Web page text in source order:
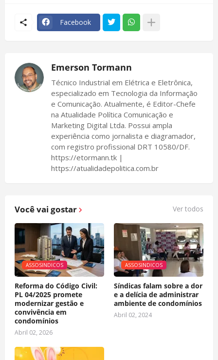
Facebook
Emerson Tormann
Técnico Industrial em Elétrica e Eletrônica,
especializado em Tecnologia da Informação
e Comunicação. Atualmente, é Editor-Chefe
na Atualidade Política Comunicação e
Marketing Digital Ltda. Possui ampla
experiência como jornalista e diagramador,
com registro profissional DRT 10580/DF.
https://etormann.tk |
https://atualidadepolitica.com.br
Você vai gostar Ver todos
ASSOSINDICOS
Reforma do Código Civil:
PL 04/2025 promete
modernizar gestão e
convivência em
condomínios
Abril 02, 2026
ASSOSINDICOS
Síndicas falam sobre a dor
e a delícia de administrar
ambiente de condomínios
Abril 02, 2024